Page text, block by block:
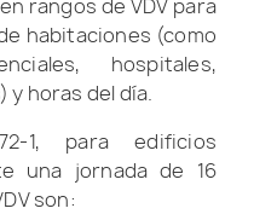
rangos de VDV para
habitaciones (como
hospitales,
y horas del día.
1, para edificios
una jornada de 16
son: